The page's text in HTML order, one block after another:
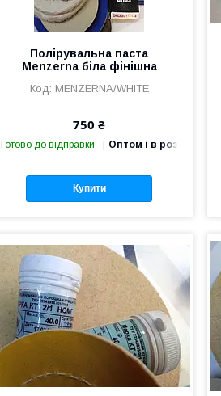
Полірувальна паста
Menzerna біла фінішна
MENZERNA/WHITE
750 ₴
Готово до відправки Оптом і в роздріб
Купити